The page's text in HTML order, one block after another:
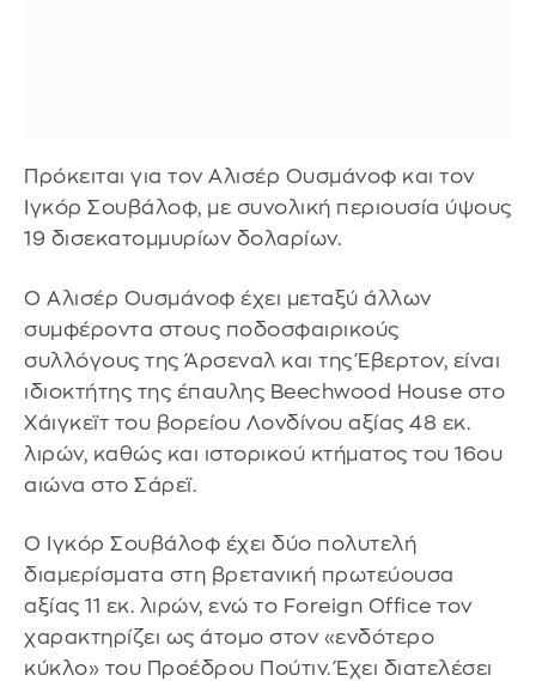
Πρόκειται για τον Αλισέρ Ουσμάνοφ και τον
Ιγκόρ Σουβάλοφ, με συνολική περιουσία ύψους
19 δισεκατομμυρίων δολαρίων.
Ο Αλισέρ Ουσμάνοφ έχει μεταξύ άλλων
συμφέροντα στους ποδοσφαιρικούς
συλλόγους της Άρσεναλ και της Έβερτον, είναι
ιδιοκτήτης της έπαυλης Beechwood House στο
Χάιγκεϊτ του βορείου Λονδίνου αξίας 48 εκ.
λιρών, καθώς και ιστορικού κτήματος του 16ου
αιώνα στο Σάρεϊ.
Ο Ιγκόρ Σουβάλοφ έχει δύο πολυτελή
διαμερίσματα στη βρετανική πρωτεύουσα
αξίας 11 εκ. λιρών, ενώ το Foreign Office τον
χαρακτηρίζει ως άτομο στον «ενδότερο
κύκλο» του Προέδρου Πούτιν. Έχει διατελέσει